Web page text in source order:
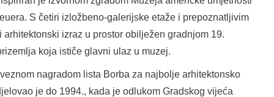
S četiri izložbeno-galerijske etaže i prepoznatljivim
izraz u prostor obilježen gradnjom 19.
koja ističe glavni ulaz u muzej.
nagradom lista Borba za najbolje arhitektonsko
je do 1994., kada je odlukom Gradskog vijeća